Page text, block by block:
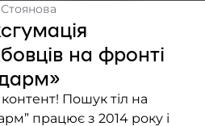
на фронті
Пошук тіл на
працює з 2014 року і